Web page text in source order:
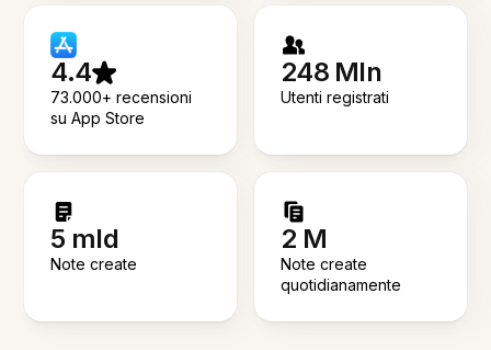
4.4
73.000+ recensioni
su App Store
248 Mln
Utenti registrati
5 mld
Note create
2 M
Note create
quotidianamente